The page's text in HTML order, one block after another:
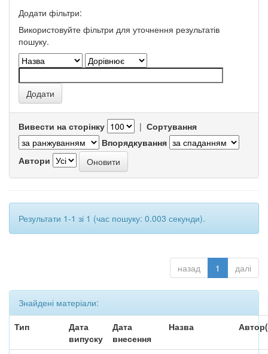
Додати фільтри:
Використовуйте фільтри для уточнення результатів
пошуку.
Вивести на сторінку | Сортування
Впорядкування
Автори
Результати 1-1 зі 1 (час пошуку: 0.003 секунди).
назад 1 далі
Знайдені матеріали:
Тип
Дата
випуску
Дата
внесення
Назва